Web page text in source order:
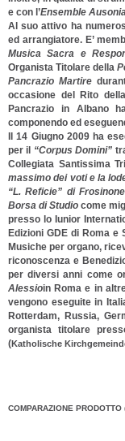
e con l’Ensemble
Al suo attivo ha
ed arrangiatore. E’
Musica Sacra e
Organista Titolare della
Pancrazio Martire
occasione del Rito
Pancrazio in Albano
componendo ed
Il 14 Giugno 2009 ha
per il “Corpus Domini”
Collegiata Santissima
massimo dei voti e la
“L. Reficie” di Frosinone
Borsa di Studio come
presso lo Iunior
Edizioni GDE di Roma e
Musiche per organo,
riconoscenza e
per diversi anni come
Alessioin Roma e in
vengono eseguite in
Rotterdam, Russia,
organista titolare
(Katholische
COMPARAZIONE PRODOTTO